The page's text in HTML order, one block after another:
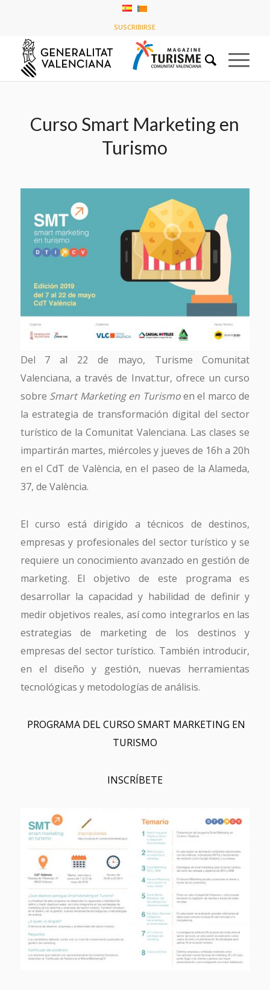
SUSCRIBIRSE
Curso Smart Marketing en Turismo
Curso Smart Marketing en
Turismo
Del 7 al 22 de mayo, Turisme Comunitat
Valenciana, a través de Invat.tur, ofrece un curso
sobre Smart Marketing en Turismoen el marco de
la estrategia de transformación digital del sector
turístico de la Comunitat Valenciana. Las clases se
impartirán martes, miércoles y jueves de 16h a 20h
en el CdT de València, en el paseo de la Alameda,
37, de València.
El curso está dirigido a técnicos de destinos,
empresas y profesionales del sector turístico y se
requiere un conocimiento avanzado en gestión de
marketing. El objetivo de este programa es
desarrollar la capacidad y habilidad de definir y
medir objetivos reales, así como integrarlos en las
estrategias de marketing de los destinos y
empresas del sector turístico. También introducir,
en el diseño y gestión, nuevas herramientas
tecnológicas y metodologías de análisis.
PROGRAMA DEL CURSO SMART MARKETING EN
TURISMO
INSCRÍBETE